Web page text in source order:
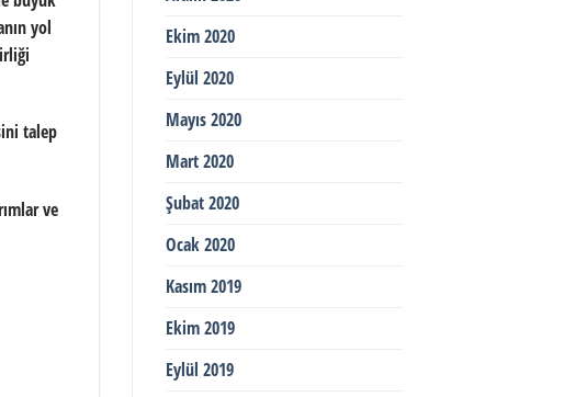
yol
talep
ve
Ekim 2020
Eylül 2020
Mayıs 2020
Mart 2020
Şubat 2020
Ocak 2020
Kasım 2019
Ekim 2019
Eylül 2019